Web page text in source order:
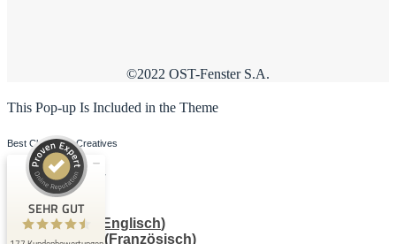
©2022 OST-Fenster S.A.
This Pop-up Is Included in the Theme
Best Choice for Creatives
Purchase Now
Deutsch
English
Englisch)
Français(Französisch)
SEHR GUT
99%
Empfehlungen auf
61
Bewertungen von 2
anderen Quellen
Blick aufs ProvenExpert-Profil werfen